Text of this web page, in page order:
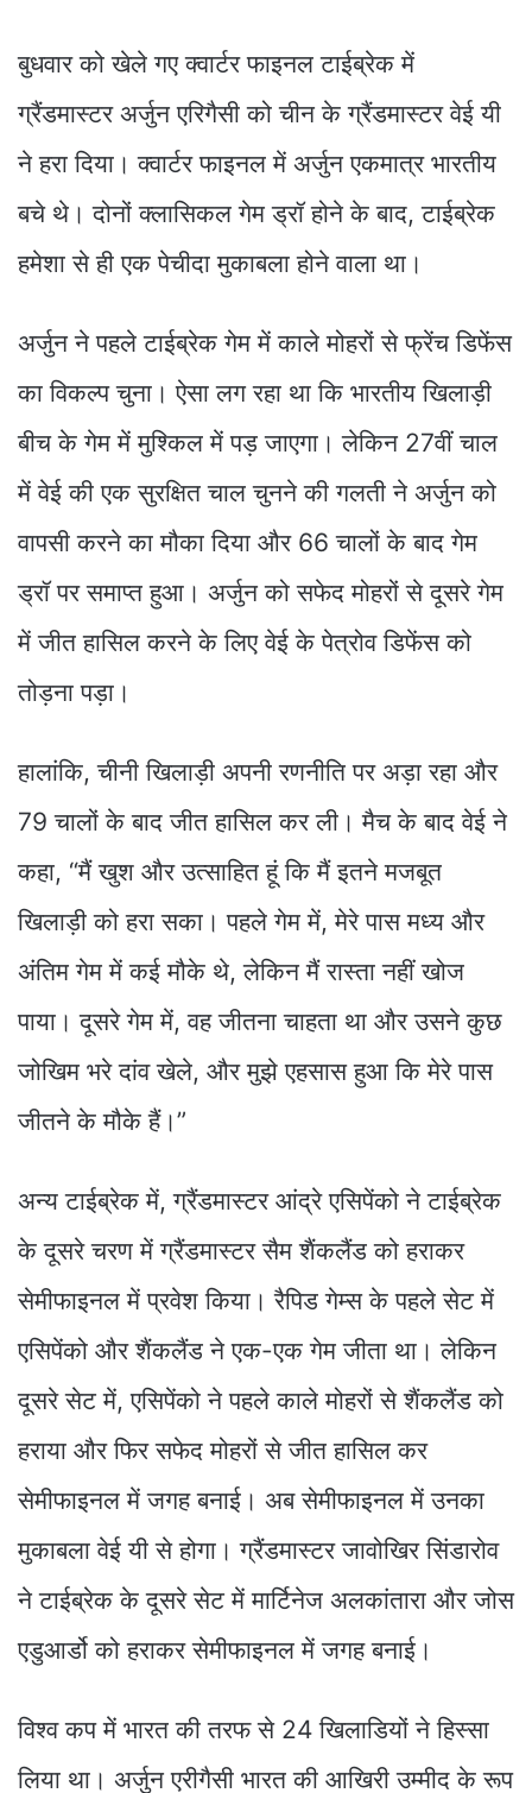
बुधवार को खेले गए क्वार्टर फाइनल टाईब्रेक में
ग्रैंडमास्टर अर्जुन एरिगैसी को चीन के ग्रैंडमास्टर वेई यी
ने हरा दिया। क्वार्टर फाइनल में अर्जुन एकमात्र भारतीय
बचे थे। दोनों क्लासिकल गेम ड्रॉ होने के बाद, टाईब्रेक
हमेशा से ही एक पेचीदा मुकाबला होने वाला था।
अर्जुन ने पहले टाईब्रेक गेम में काले मोहरों से फ्रेंच डिफेंस
का विकल्प चुना। ऐसा लग रहा था कि भारतीय खिलाड़ी
बीच के गेम में मुश्किल में पड़ जाएगा। लेकिन 27वीं चाल
में वेई की एक सुरक्षित चाल चुनने की गलती ने अर्जुन को
वापसी करने का मौका दिया और 66 चालों के बाद गेम
ड्रॉ पर समाप्त हुआ। अर्जुन को सफेद मोहरों से दूसरे गेम
में जीत हासिल करने के लिए वेई के पेत्रोव डिफेंस को
तोड़ना पड़ा।
हालांकि, चीनी खिलाड़ी अपनी रणनीति पर अड़ा रहा और
79 चालों के बाद जीत हासिल कर ली। मैच के बाद वेई ने
कहा, “मैं खुश और उत्साहित हूं कि मैं इतने मजबूत
खिलाड़ी को हरा सका। पहले गेम में, मेरे पास मध्य और
अंतिम गेम में कई मौके थे, लेकिन मैं रास्ता नहीं खोज
पाया। दूसरे गेम में, वह जीतना चाहता था और उसने कुछ
जोखिम भरे दांव खेले, और मुझे एहसास हुआ कि मेरे पास
जीतने के मौके हैं।”
अन्य टाईब्रेक में, ग्रैंडमास्टर आंद्रे एसिपेंको ने टाईब्रेक
के दूसरे चरण में ग्रैंडमास्टर सैम शैंकलैंड को हराकर
सेमीफाइनल में प्रवेश किया। रैपिड गेम्स के पहले सेट में
एसिपेंको और शैंकलैंड ने एक-एक गेम जीता था। लेकिन
दूसरे सेट में, एसिपेंको ने पहले काले मोहरों से शैंकलैंड को
हराया और फिर सफेद मोहरों से जीत हासिल कर
सेमीफाइनल में जगह बनाई। अब सेमीफाइनल में उनका
मुकाबला वेई यी से होगा। ग्रैंडमास्टर जावोखिर सिंडारोव
ने टाईब्रेक के दूसरे सेट में मार्टिनेज अलकांतारा और जोस
एडुआर्डो को हराकर सेमीफाइनल में जगह बनाई।
विश्व कप में भारत की तरफ से 24 खिलाडियों ने हिस्सा
लिया था। अर्जुन एरीगैसी भारत की आखिरी उम्मीद के रूप